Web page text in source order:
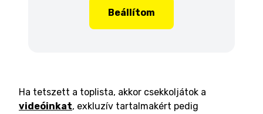
Beállítom
Ha tetszett a toplista, akkor csekkoljátok a
videóinkat, exkluzív tartalmakért pedig